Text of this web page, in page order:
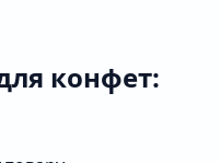
конфет: